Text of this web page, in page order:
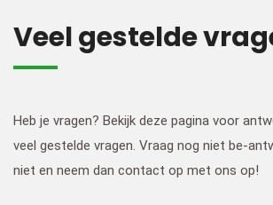
Veel gestelde
Heb je vragen? Bekijk deze pagina voor
veel gestelde vragen. Vraag nog niet be-
niet en neem dan contact op met ons op!